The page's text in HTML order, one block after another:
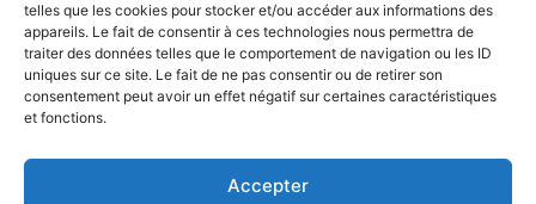
telles que les cookies pour stocker et/ou accéder aux informations des
appareils. Le fait de consentir à ces technologies nous permettra de
traiter des données telles que le comportement de navigation ou les ID
uniques sur ce site. Le fait de ne pas consentir ou de retirer son
consentement peut avoir un effet négatif sur certaines caractéristiques
et fonctions.
Accepter
Vous êtes
professionnel ?